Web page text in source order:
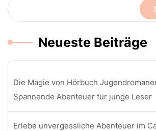
Neueste Beiträge
Die Magie von Hörbuch
Spannende Abenteuer für junge Leser
Erlebe unvergessliche Abenteuer im